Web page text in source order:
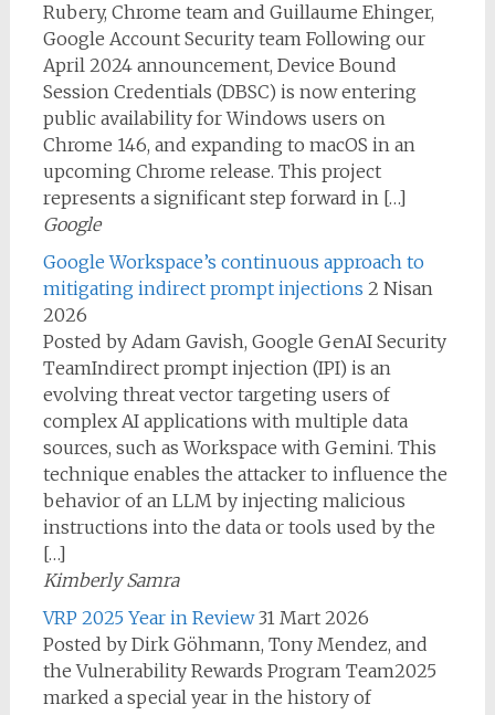
Rubery, Chrome team and Guillaume Ehinger,
Google Account Security team Following our
April 2024 announcement, Device Bound
Session Credentials (DBSC) is now entering
public availability for Windows users on
Chrome 146, and expanding to macOS in an
upcoming Chrome release. This project
represents a significant step forward in […]
Google
Google Workspace’s continuous approach to
mitigating indirect prompt injections 2 Nisan
2026
Posted by Adam Gavish, Google GenAI Security
TeamIndirect prompt injection (IPI) is an
evolving threat vector targeting users of
complex AI applications with multiple data
sources, such as Workspace with Gemini. This
technique enables the attacker to influence the
behavior of an LLM by injecting malicious
instructions into the data or tools used by the
[…]
Kimberly Samra
VRP 2025 Year in Review 31 Mart 2026
Posted by Dirk Göhmann, Tony Mendez, and
the Vulnerability Rewards Program Team2025
marked a special year in the history of